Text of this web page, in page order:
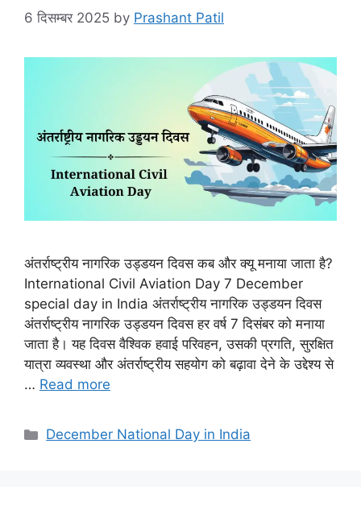
6 दिसम्बर 2025 by Prashant Patil
अंतर्राष्ट्रीय नागरिक उड्डयन दिवस कब और क्यू मनाया जाता है?
International Civil Aviation Day 7 December
special day in India अंतर्राष्ट्रीय नागरिक उड्डयन दिवस
अंतर्राष्ट्रीय नागरिक उड्डयन दिवस हर वर्ष 7 दिसंबर को मनाया
जाता है। यह दिवस वैश्विक हवाई परिवहन, उसकी प्रगति, सुरक्षित
यात्रा व्यवस्था और अंतर्राष्ट्रीय सहयोग को बढ़ावा देने के उद्देश्य से
… Read more
December National Day in India